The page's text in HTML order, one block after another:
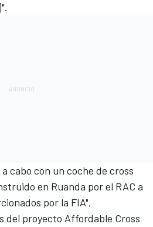
cabo con un coche de cross
en Ruanda por el RAC a
por la FIA",
del proyecto Affordable Cross